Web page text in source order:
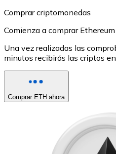
Comprar criptomonedas
Comienza a comprar Ethereum
Una vez realizadas las
minutos recibirás las criptos
Comprar ETH ahora